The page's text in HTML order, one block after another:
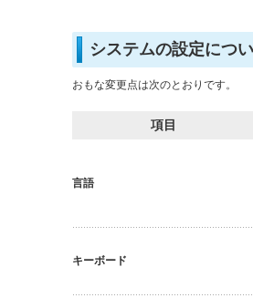
システムの設定につ
おもな変更点は次のとおりです。
項目
言語
キーボード